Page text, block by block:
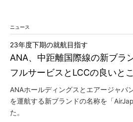
ニュース
ANA、中距離国際線の新ブ
フルサービスとLCCの良いと
23年度下期の就航目指す
ANAホールディングスとエアージャパ
を運航する新ブランドの名称を「
た。